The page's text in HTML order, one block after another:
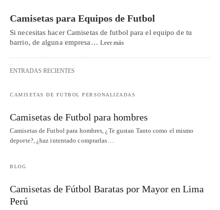
Camisetas para Equipos de Futbol
Si necesitas hacer Camisetas de futbol para el equipo de tu
barrio, de alguna empresa… Leer más
ENTRADAS RECIENTES
CAMISETAS DE FUTBOL PERSONALIZADAS
Camisetas de Futbol para hombres
Camisetas de Futbol para hombres, ¿Te gustan Tanto como el mismo
deporte?, ¿haz intentado comprarlas…
BLOG
Camisetas de Fútbol Baratas por Mayor en Lima
Perú